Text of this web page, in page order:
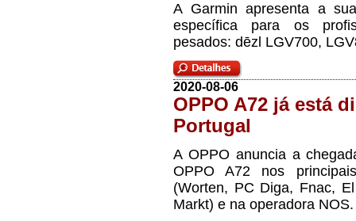
A Garmin apresenta a
específica para os
pesados: dēzl LGV700,
2020-08-06
OPPO A72 já está
Portugal
A OPPO anuncia a
OPPO A72 nos
(Worten, PC Diga, Fnac,
Markt) e na operadora NOS.